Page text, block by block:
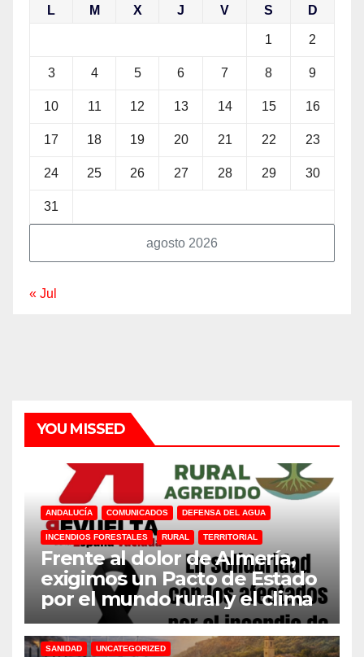
agosto 2026
L M X J V S D
1 2
3 4 5 6 7 8 9
10 11 12 13 14 15 16
17 18 19 20 21 22 23
24 25 26 27 28 29 30
31
« Jul
YOU MISSED
ANDALUCÍA COMUNICADOS DEFENSA DEL AGUA
INCENDIOS FORESTALES RURAL TERRITORIAL
Frente al dolor de Almería,
exigimos un Pacto de Estado
por el mundo rural y el clima
31M DEFENSA DEL AGUA DESPOBLACION FERROCARRIL
MACROGRANJAS PLANTAS BIOGÁS RENOVABLES
SANIDAD UNCATEGORIZED